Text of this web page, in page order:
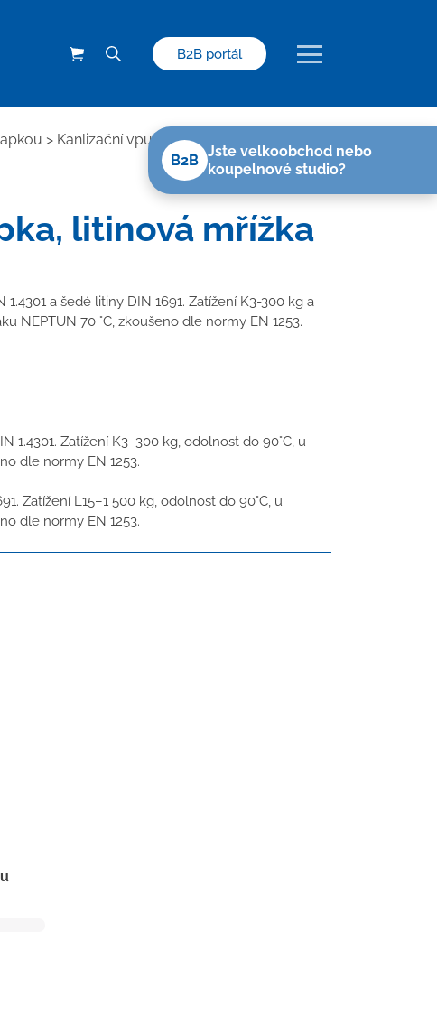
B2B portál
> Kanlizační vpusti s litinovou mřížkou
litinová mřížka
a šedé litiny DIN 1691. Zatížení K3-300 kg a
NEPTUN 70 °C, zkoušeno dle normy EN 1253.
1.4301. Zatížení K3–300 kg, odolnost do 90°C, u
dle normy EN 1253.
Zatížení L15–1 500 kg, odolnost do 90°C, u
dle normy EN 1253.
B2B
Jste velkoobchod nebo
koupelnové studio?